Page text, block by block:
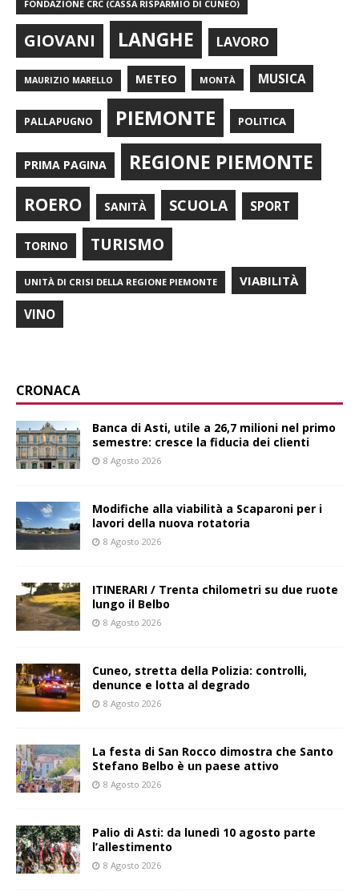
FONDAZIONE CRC (CASSA RISPARMIO DI CUNEO)
GIOVANI LANGHE LAVORO
MAURIZIO MARELLO METEO MONTÀ MUSICA
PALLAPUGNO PIEMONTE POLITICA
PRIMA PAGINA REGIONE PIEMONTE
ROERO SANITÀ SCUOLA SPORT
TORINO TURISMO
UNITÀ DI CRISI DELLA REGIONE PIEMONTE VIABILITÀ
VINO
CRONACA
Banca di Asti, utile a 26,7 milioni nel primo
semestre: cresce la fiducia dei clienti
8 Agosto 2026
Modifiche alla viabilità a Scaparoni per i
lavori della nuova rotatoria
8 Agosto 2026
ITINERARI / Trenta chilometri su due ruote
lungo il Belbo
8 Agosto 2026
Cuneo, stretta della Polizia: controlli,
denunce e lotta al degrado
8 Agosto 2026
La festa di San Rocco dimostra che Santo
Stefano Belbo è un paese attivo
8 Agosto 2026
Palio di Asti: da lunedì 10 agosto parte
l’allestimento
8 Agosto 2026